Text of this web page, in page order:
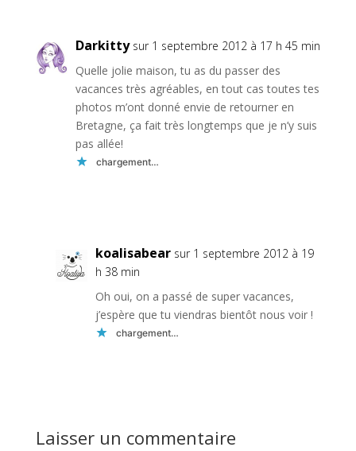
Darkitty sur 1 septembre 2012 à 17 h 45 min
Quelle jolie maison, tu as du passer des
vacances très agréables, en tout cas toutes tes
photos m’ont donné envie de retourner en
Bretagne, ça fait très longtemps que je n’y suis
pas allée!
chargement…
koalisabear sur 1 septembre 2012 à 19
h 38 min
Oh oui, on a passé de super vacances,
j’espère que tu viendras bientôt nous voir !
chargement…
Laisser un commentaire